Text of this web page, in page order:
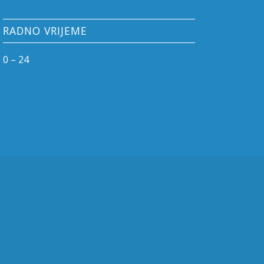
RADNO VRIJEME
0 – 24